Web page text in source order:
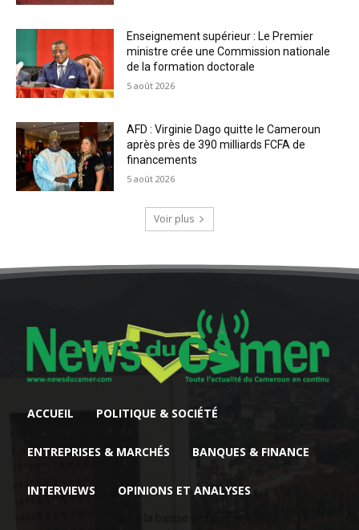
Enseignement supérieur : Le Premier
ministre crée une Commission nationale
de la formation doctorale
5 août 2026
AFD : Virginie Dago quitte le Cameroun
après près de 390 milliards FCFA de
financements
5 août 2026
Voir plus
ACCUEIL POLITIQUE & SOCIÉTÉ
ENTREPRISES & MARCHÉS BANQUES & FINANCE
INTERVIEWS OPINIONS ET ANALYSES